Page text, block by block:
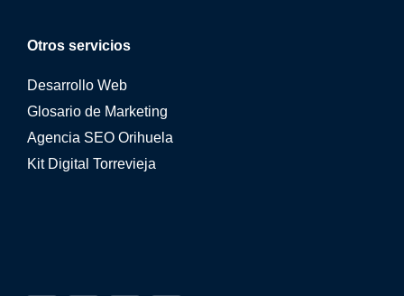
Otros servicios
Desarrollo Web
Glosario de Marketing
Agencia SEO Orihuela
Kit Digital Torrevieja